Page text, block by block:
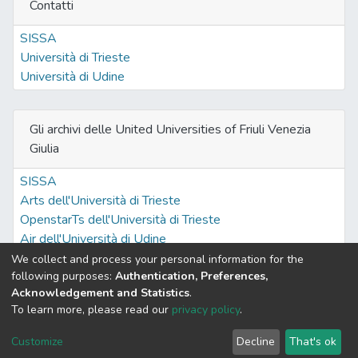
recentissimo Regolamento (UE) n.
650/2012 del Parlamento europeo e del
Consiglio, del 4 luglio 2012.
Contatti
SISSA
Università di Trieste
Università di Udine
Gli archivi delle United Universities of Friuli Venezia
Giulia
SISSA
Arts dell'Università di Trieste
OpenstarTs dell'Università di Trieste
Air dell'Università di Udine
Built withDSpace-CRIS software
optimized by
Cookie
End User
Agreement
Send
Feedback
We collect and process your personal information for the
following purposes: Authentication, Preferences,
Acknowledgement and Statistics.
To learn more, please read our privacy policy.
Customize Decline That's ok